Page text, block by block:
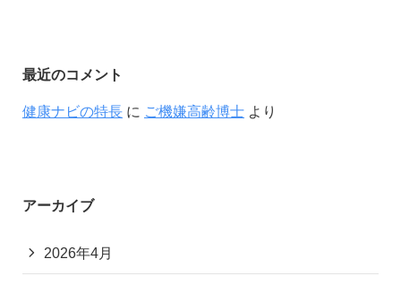
最近のコメント
健康ナビの特長に ご機嫌高齢博士より
アーカイブ
2026年4月